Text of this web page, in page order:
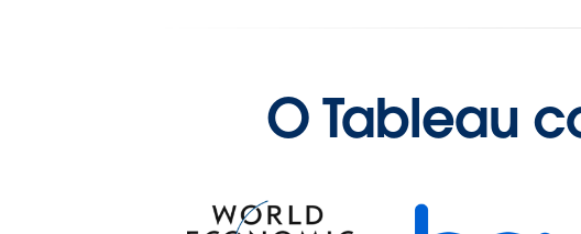
O Tableau